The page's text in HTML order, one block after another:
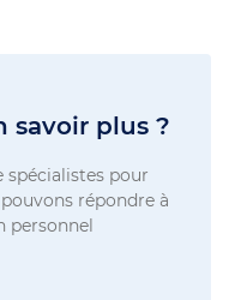
savoir plus ?
spécialistes pour
répondre à
personnel